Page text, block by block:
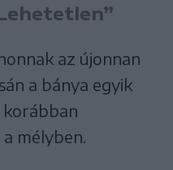
az újonnan
a bánya egyik
mélyben.